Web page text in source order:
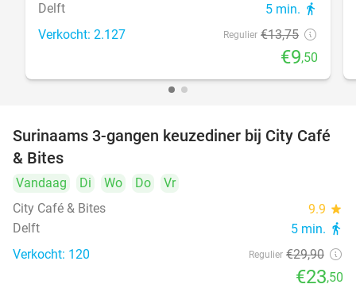
Delft 5 min. directions_walk
Verkocht: 2.127 Regulier €13,75
€9,50
21%
Surinaams 3-gangen keuzediner bij City Café
& Bites
Vandaag Di Wo Do
Vr
City Café & Bites
9.9 star
Delft 5 min. directions_walk
Verkocht: 120 Regulier €29,90
€23,50